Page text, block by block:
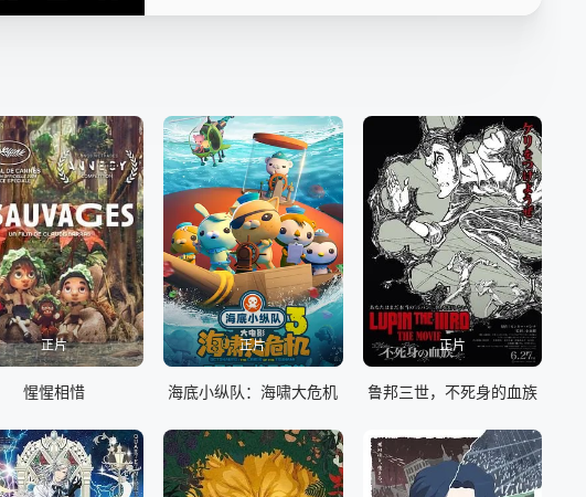
正片
惺惺相惜
正片
海底小纵队：海啸大危机
正片
鲁邦三世，不死身的血族